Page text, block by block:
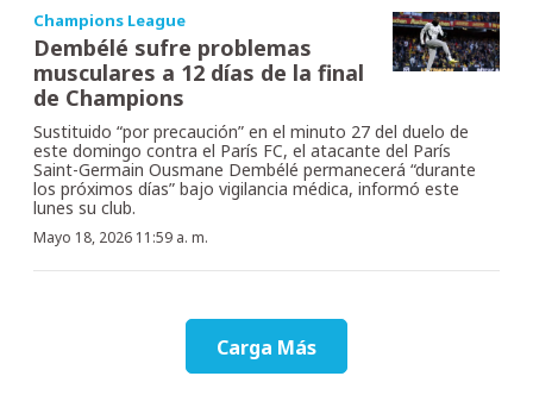
Champions League
Dembélé sufre problemas
musculares a 12 días de la final
de Champions
Sustituido “por precaución” en el minuto 27 del duelo de
este domingo contra el París FC, el atacante del París
Saint-Germain Ousmane Dembélé permanecerá “durante
los próximos días” bajo vigilancia médica, informó este
lunes su club.
Mayo 18, 2026 11:59 a. m.
Carga Más